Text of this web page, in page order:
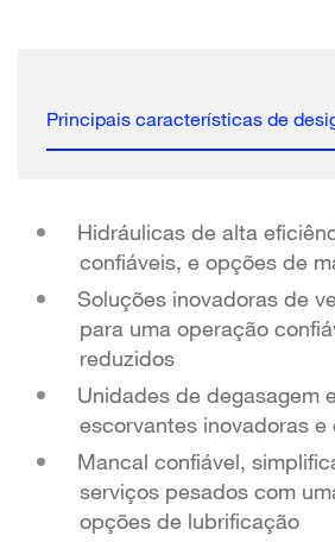
Principais características de
Hidráulicas de alta
confiáveis, ​​e opções de
Soluções inovadoras de
para uma operação
reduzidos
Unidades de degasagem
escorvantes inovadoras e
Mancal confiável,
serviços pesados ​​com
opções de lubrificação